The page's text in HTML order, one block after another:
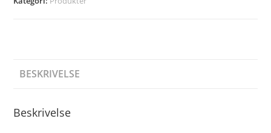
BESKRIVELSE
Beskrivelse